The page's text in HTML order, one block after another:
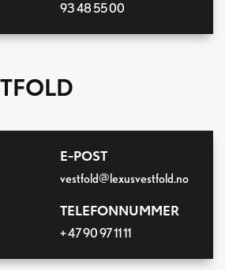
93 48 55 00
E-POST
vestfold@lexusvestfold.no
TELEFONNUMMER
+ 47 90 97 11 11